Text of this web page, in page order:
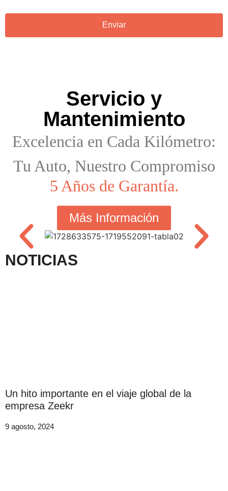
Enviar
Servicio y
Mantenimiento
Excelencia en Cada Kilómetro:
Tu Auto, Nuestro Compromiso
5 Años de Garantía.
Más Información
NOTICIAS
Un hito importante en el viaje global de la
empresa Zeekr
9 agosto, 2024